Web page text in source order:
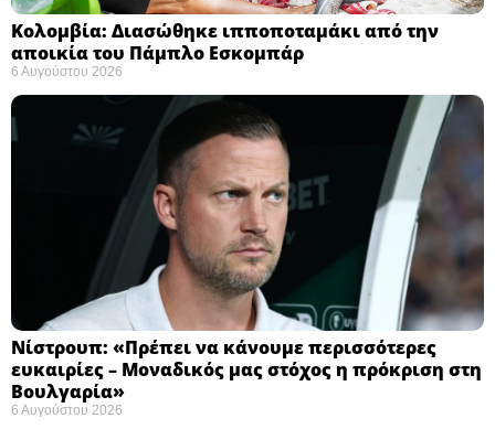
Κολομβία: Διασώθηκε ιπποποταμάκι από την
αποικία του Πάμπλο Εσκομπάρ ​
6 Αυγούστου 2026
Νίστρουπ: «Πρέπει να κάνουμε περισσότερες
ευκαιρίες – Μοναδικός μας στόχος η πρόκριση στη
Βουλγαρία» ​
6 Αυγούστου 2026